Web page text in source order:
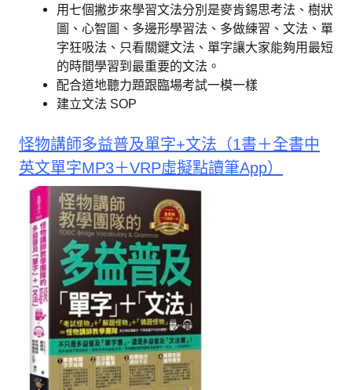
用七個撇步來學習文法分別是麥肯錫思考法、樹狀
圖、心智圖、多邊形學習法、多做練習、文法、單
字狂吸法、只看關鍵文法、單字讓大家能夠用最短
的時間學習到最重要的文法。
配合道地聽力題跟臨場考試一模一樣
建立文法 SOP
怪物講師多益普及單字+文法（1書＋全書中
英文單字MP3＋VRP虛擬點讀筆App）